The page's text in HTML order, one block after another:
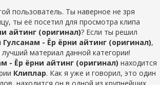
пользователь. Ты наверное не зря
ты её посетил для просмотра клипа
айтинг (оригинал)? Если ты решил
- Ёр ёрни айтинг (оригинал),
материал данной категории!
- Ёр ёрни айтинг (оригинал) находится
Клиплар. Как я уже и говорил, это один